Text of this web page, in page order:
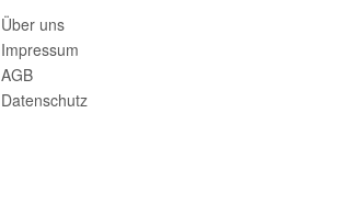
Über uns
Impressum
AGB
Datenschutz